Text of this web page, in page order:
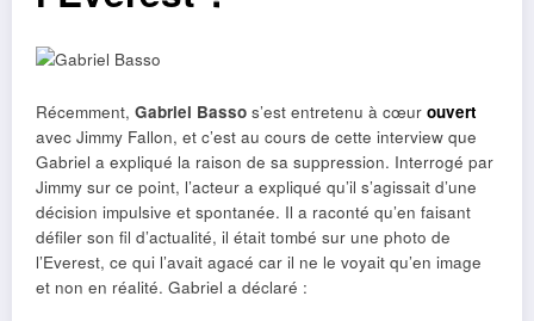
Récemment, Gabriel Basso s’est entretenu à cœur ouvert
avec Jimmy Fallon, et c’est au cours de cette interview que
Gabriel a expliqué la raison de sa suppression. Interrogé par
Jimmy sur ce point, l’acteur a expliqué qu’il s’agissait d’une
décision impulsive et spontanée. Il a raconté qu’en faisant
défiler son fil d’actualité, il était tombé sur une photo de
l’Everest, ce qui l’avait agacé car il ne le voyait qu’en image
et non en réalité. Gabriel a déclaré :